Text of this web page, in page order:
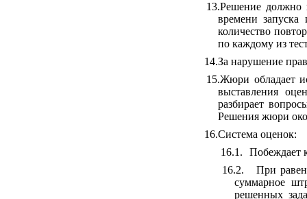
13.Решение должно
времени
количество
по каждому из
14.За нарушение
15.Жюри обладает
выставления
разбирает
Решения жюри
16.Система оценок:
16.1.
Побеждает
16.2.
При
суммарное
решенных